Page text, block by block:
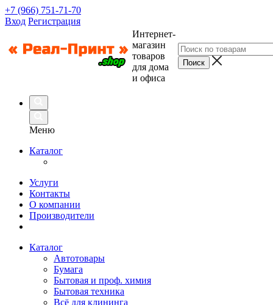
+7 (966) 751-71-70
Вход Регистрация
Интернет-
магазин
товаров
для дома
и офиса
Меню
Каталог
Услуги
Контакты
О компании
Производители
Каталог
Автотовары
Бумага
Бытовая и проф. химия
Бытовая техника
Всё для клининга